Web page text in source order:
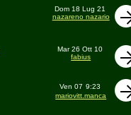
Dom 18 Lug 21
nazareno nazario
Mar 26 Ott 10
fabius
Ven 07 9:23
mariovitt.manca